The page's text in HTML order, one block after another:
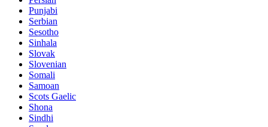
Punjabi
Serbian
Sesotho
Sinhala
Slovak
Slovenian
Somali
Samoan
Scots Gaelic
Shona
Sindhi